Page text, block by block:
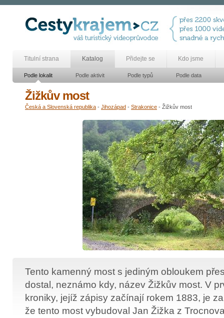
Titulní strana Katalog Přidejte se Kdo jsme
Podle lokalit Podle aktivit Podle typů Podle data
Žižkův most
Česká a Slovenská republika - Jihozápad - Strakonice - Žižkův most
Tento kamenný most s jediným obloukem
dostal, neznámo kdy, název Žižkův most. V
kroniky, jejíž zápisy začínají rokem 1883, je
že tento most vybudoval Jan Žižka z